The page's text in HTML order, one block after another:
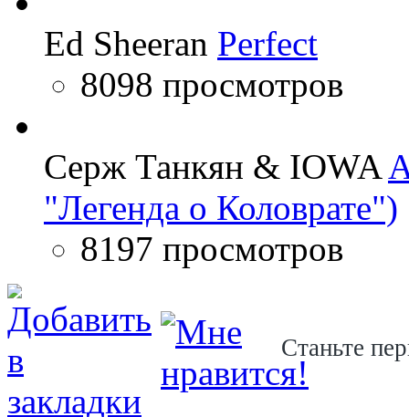
Ed Sheeran Perfect
8098 просмотров
Серж Танкян & IOWA
"Легенда о Коловрате")
8197 просмотров
Станьте